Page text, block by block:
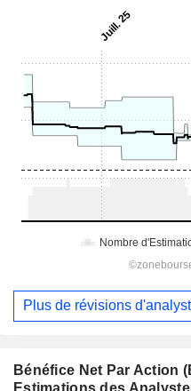
Plus de révisions
Bénéfice Net Par Action
Estimations des